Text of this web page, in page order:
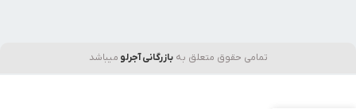
تمامی حقوق متعلق بهبازرگانی آجرلو میباشد